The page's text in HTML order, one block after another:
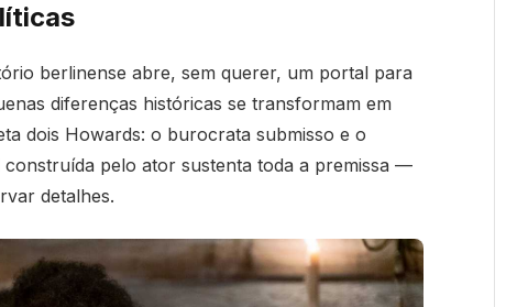
berlinense abre, sem querer, um portal para
diferenças históricas se transformam em
dois Howards: o burocrata submisso e o
pelo ator sustenta toda a premissa —
detalhes.